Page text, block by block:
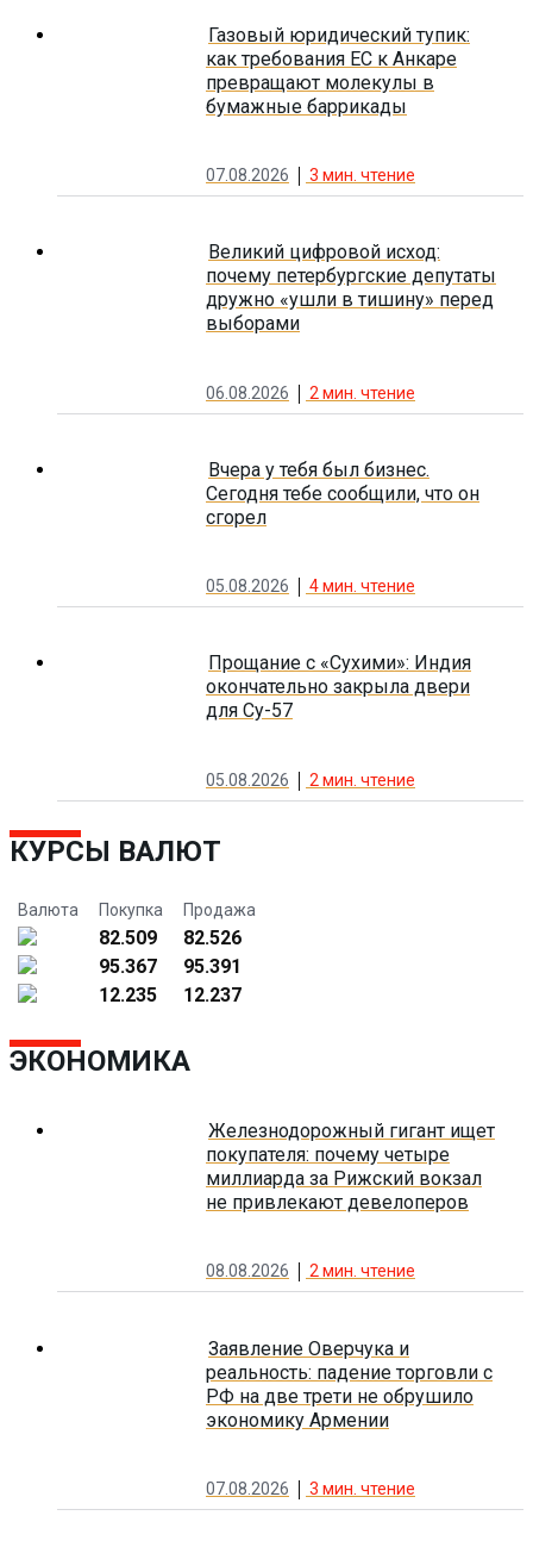
Газовый юридический тупик:
как требования ЕС к Анкаре
превращают молекулы в
бумажные баррикады
07.08.2026 3 мин. чтение
Великий цифровой исход:
почему петербургские депутаты
дружно «ушли в тишину» перед
выборами
06.08.2026 2 мин. чтение
Вчера у тебя был бизнес.
Сегодня тебе сообщили, что он
сгорел
05.08.2026 4мин. чтение
Прощание с «Сухими»: Индия
окончательно закрыла двери
для Су-57
05.08.2026 2 мин. чтение
КУРСЫ ВАЛЮТ
Валюта Покупка Продажа
82.509
82.526
95.367
95.391
12.235
12.237
ЭКОНОМИКА
Железнодорожный гигант ищет
покупателя: почему четыре
миллиарда за Рижский вокзал
не привлекают девелоперов
08.08.2026 2мин. чтение
Заявление Оверчука и
реальность: падение торговли с
РФ на две трети не обрушило
экономику Армении
07.08.2026 3 мин. чтение